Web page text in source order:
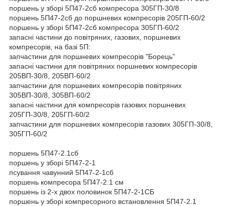
поршень у зборі 5П47-2сб компресора 305ГП-30/8
поршень 5П47-2сб до поршневих компресорів 205ГП-60/2
поршень у зборі 5П47-2сб компресора 305ГП-60/2
запасні частини до повітряних, газових, поршневих
компресорів, на базі 5П:
запчастини для поршневих компресорів "Борець"
запасні частини для повітряних поршневих компресорів
205ВП-30/8, 205ВП-60/2
запчастини для поршневих компресорів повітряних
305ВП-30/8, 305ВП-60/2
запасні частини для компресорів газових поршневих
205ГП-30/8, 205ГП-60/2
запчастини для поршневих компресорів газових 305ГП-30/8,
305ГП-60/2
поршень 5П47-2.1сб
поршень у зборі 5П47-2-1
псування чавунний 5П47-2-1сб
поршень компресора 5П47-2.1 см
поршень із 2-х двох половинок 5П47-2-1СБ
поршень у зборі компресорного встановлення 5П47-2.1